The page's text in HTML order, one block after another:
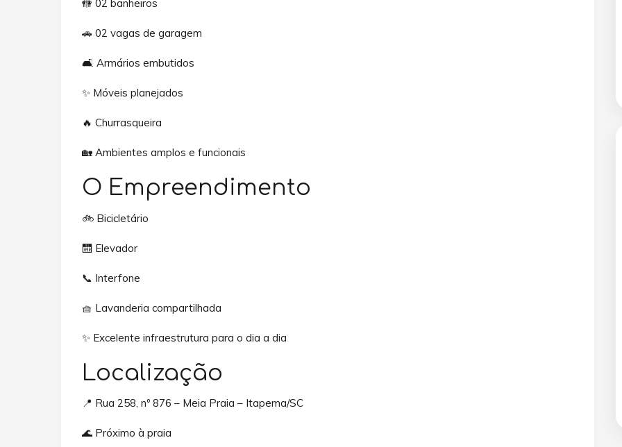
🚻 02 banheiros
🚗 02 vagas de garagem
🛋️ Armários embutidos
✨ Móveis planejados
🔥 Churrasqueira
🏡 Ambientes amplos e funcionais
O Empreendimento
🚲 Bicicletário
🛗 Elevador
📞 Interfone
🧺 Lavanderia compartilhada
✨ Excelente infraestrutura para o dia a dia
Localização
📍 Rua 258, nº 876 – Meia Praia – Itapema/SC
🌊 Próximo à praia